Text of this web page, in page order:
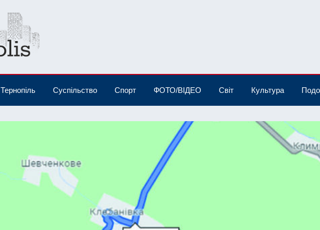
Тернопіль Суспільство Спорт ФОТО/ВІДЕО Світ Культура